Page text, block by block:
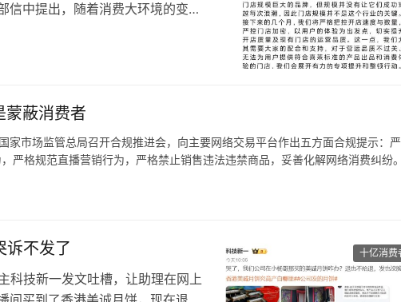
信中提出，随着消费大环境的变化
极致地为用户创造差异化的产品和
蒙蔽消费者
家市场监管总局召开合规推进会，向主要网络交易平台作出五方面合规提示：
严格规范直播营销行为，严格禁止销售违法违禁商品，妥善化解网络消费纠纷
十亿消费
诉不发了
科技新一发文吐槽，让助理在网上